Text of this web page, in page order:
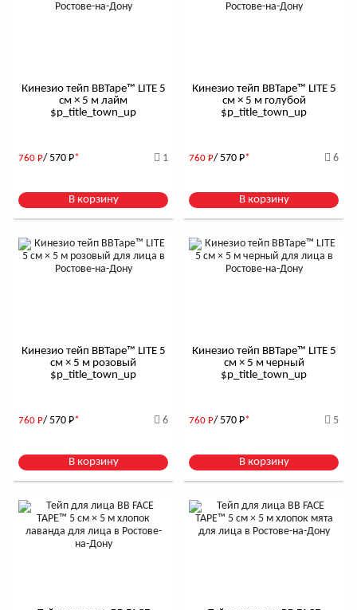
Кинезио тейп BBTape™ LITE 5
см × 5 м лайм
$р_title_town_up
760 Р/ 570 Р* 1
В корзину
Кинезио тейп BBTape™ LITE 5
см × 5 м голубой
$р_title_town_up
760 Р/ 570 Р* 6
В корзину
Кинезио тейп BBTape™ LITE 5
см × 5 м розовый
$р_title_town_up
760 Р/ 570 Р* 6
В корзину
Кинезио тейп BBTape™ LITE 5
см × 5 м черный
$р_title_town_up
760 Р/ 570 Р* 5
В корзину